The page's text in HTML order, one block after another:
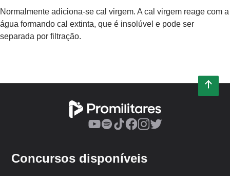
Normalmente adiciona-se cal virgem. A cal virgem reage com a
água formando cal extinta, que é insolúvel e pode ser
separada por filtração.
Concursos disponíveis